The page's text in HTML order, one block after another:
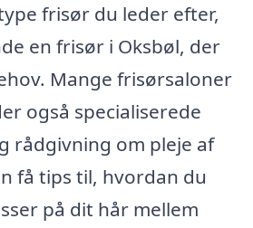
frisør du leder efter,
en frisør i Oksbøl, der
Mange frisørsaloner
også specialiserede
rådgivning om pleje af
få tips til, hvordan du
på dit hår mellem